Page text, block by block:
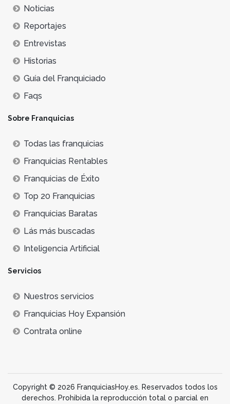
Noticias
Reportajes
Entrevistas
Historias
Guía del Franquiciado
Faqs
Sobre Franquicias
Todas las franquicias
Franquicias Rentables
Franquicias de Éxito
Top 20 Franquicias
Franquicias Baratas
Lás más buscadas
Inteligencia Artificial
Servicios
Nuestros servicios
Franquicias Hoy Expansión
Contrata online
Copyright © 2026 FranquiciasHoy.es. Reservados todos los
derechos. Prohibida la reproducción total o parcial en